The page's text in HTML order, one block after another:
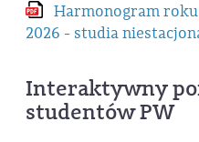
Harmonogram
2026 - studia
Interaktywny
studentów PW